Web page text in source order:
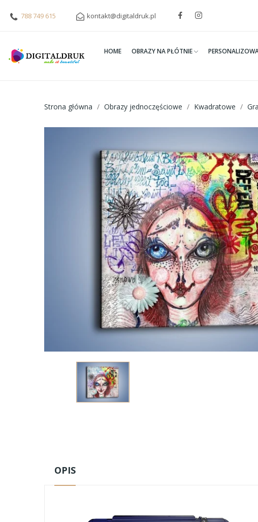
788 749 615 kontakt@digitaldruk.pl
HOME OBRAZY NA PŁÓTNIE
Strona główna Obrazy jednoczęściowe Kwadratowe
OPIS